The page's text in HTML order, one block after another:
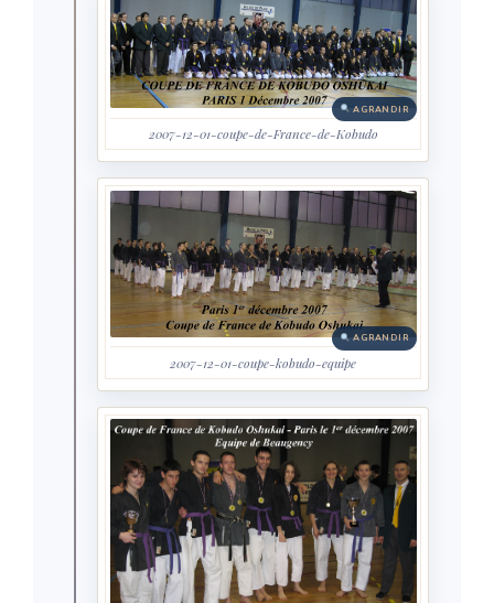
AGRANDIR
2007-12-01-coupe-de-France-de-Kobudo
AGRANDIR
2007-12-01-coupe-kobudo-equipe